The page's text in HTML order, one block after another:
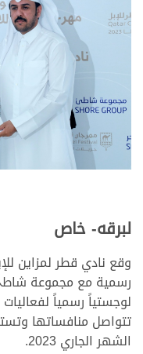
لبرقه- خاص
وقع نادي قطر لمزاين
رسمية مع مجموعة شاطئ
لوجستياً رسمياً
تتواصل منافساتها
الشهر الجاري 2023.